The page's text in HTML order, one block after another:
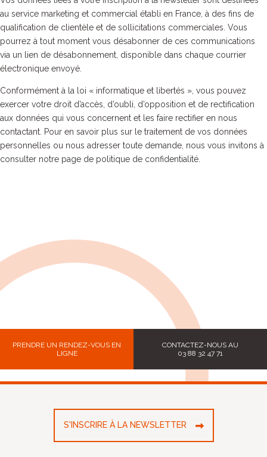
au service marketing et commercial établi en France, à des fins de
qualification de clientèle et de sollicitations commerciales. Vous
pourrez à tout moment vous désabonner de ces communications
via un lien de désabonnement, disponible dans chaque courrier
électronique envoyé.
Conformément à la loi « informatique et libertés », vous pouvez
exercer votre droit d’accès, d’oubli, d’opposition et de rectification
aux données qui vous concernent et les faire rectifier en nous
contactant. Pour en savoir plus sur le traitement de vos données
personnelles ou nous adresser toute demande, nous vous invitons à
consulter notre page de politique de confidentialité.
PRENDRE UN RENDEZ-VOUS EN
LIGNE
CONTACTEZ-NOUS AU
03 88 32 47 71
S'INSCRIRE À LA NEWSLETTER